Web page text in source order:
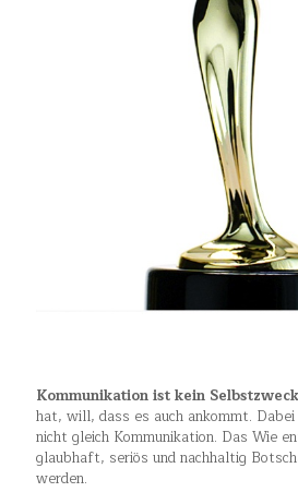
Kommunikation ist kein
hat, will, dass es auch ankommt.
nicht gleich Kommunikation. Das Wie
glaubhaft, seriös und nachhaltig
werden.